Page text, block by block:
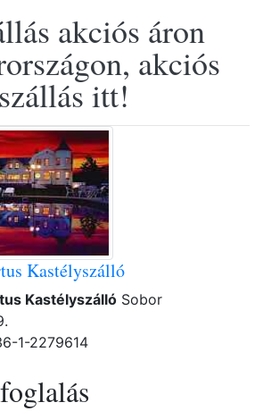
akciós áron
akciós
szállás itt!
Kastélyszálló
Kastélyszálló Sobor
1-2279614